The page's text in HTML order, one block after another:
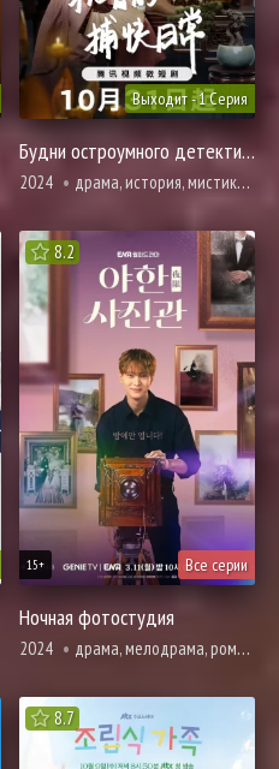
Выходит - 1 Серия
Будни остроумного детектива
2024 драма, история, мистика, расследование, романтика
8.2
Все серии
15+
Ночная фотостудия
2024 драма, мелодрама, романтика, фэнтези
8.7